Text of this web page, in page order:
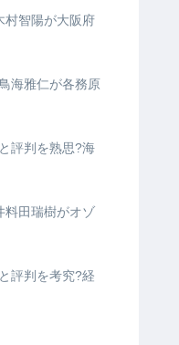
村智陽が大阪府
海雅仁が各務原
評判を熟思?海
料田瑞樹がオゾ
評判を考究?経